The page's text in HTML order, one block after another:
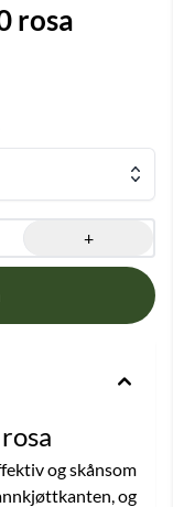
rosa
+
og skånsom
og